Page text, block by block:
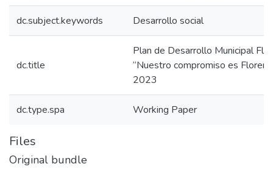
dc.subject.keywords Desarrollo social
dc.title
Plan de Desarrollo Municipal
“Nuestro compromiso es
2023
dc.type.spa Working Paper
Files
Original bundle